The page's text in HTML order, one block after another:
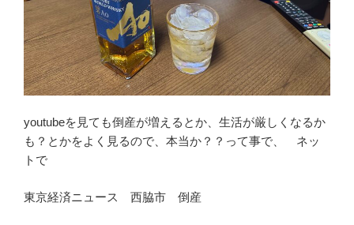
youtubeを見ても倒産が増えるとか、生活が厳しくなるか
も？とかをよく見るので、本当か？？って事で、 ネッ
トで
東京経済ニュース 西脇市 倒産